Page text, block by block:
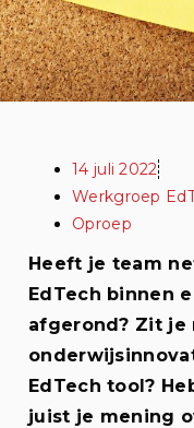
14 juli 2022
Werkgroep
Oproep
Heeft je team
EdTech binnen
afgerond? Zit je
EdTech tool?
juist je mening